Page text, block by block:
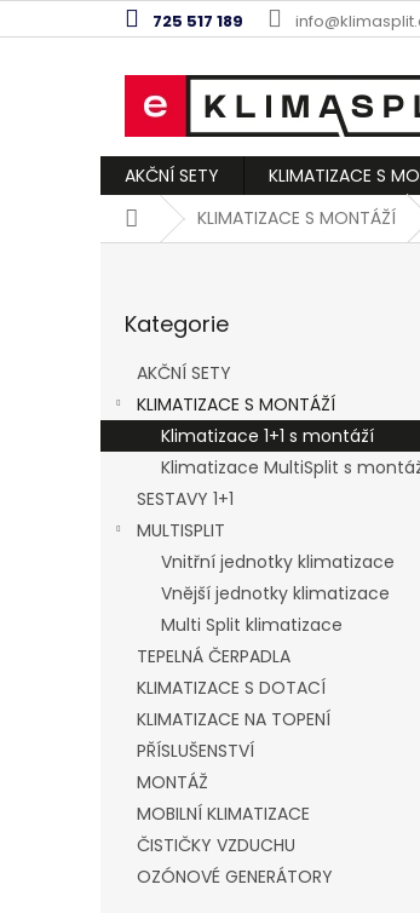
na
725 517 189
AKČNÍ SETY KLIMATIZACE S
DomůKLIMATIZACE S MONTÁŽÍ
n
kategorie
Kategorie
AKČNÍ SETY
KLIMATIZACE S MONTÁŽÍ
Klimatizace 1+1 s montáží
Klimatizace MultiSplit s
SESTAVY 1+1
MULTISPLIT
Vnitřní jednotky klimatizace
Vnější jednotky klimatizace
Multi Split klimatizace
TEPELNÁ ČERPADLA
KLIMATIZACE S DOTACÍ
KLIMATIZACE NA TOPENÍ
PŘÍSLUŠENSTVÍ
MONTÁŽ
MOBILNÍ KLIMATIZACE
ČISTIČKY VZDUCHU
OZÓNOVÉ GENERÁTORY